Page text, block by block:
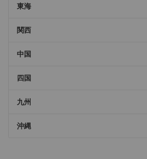
東海
関西
中国
四国
九州
沖縄